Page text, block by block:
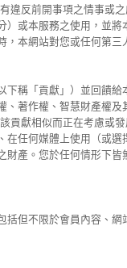
違反前開事項之情事或
）或本服務之使用，並
本網站對您或任何第三
下稱「貢獻」）並回饋
、著作權、智慧財產權
貢獻相似而正在考慮或
在任何媒體上使用（或
財產。您於任何情形下
括但不限於會員內容、